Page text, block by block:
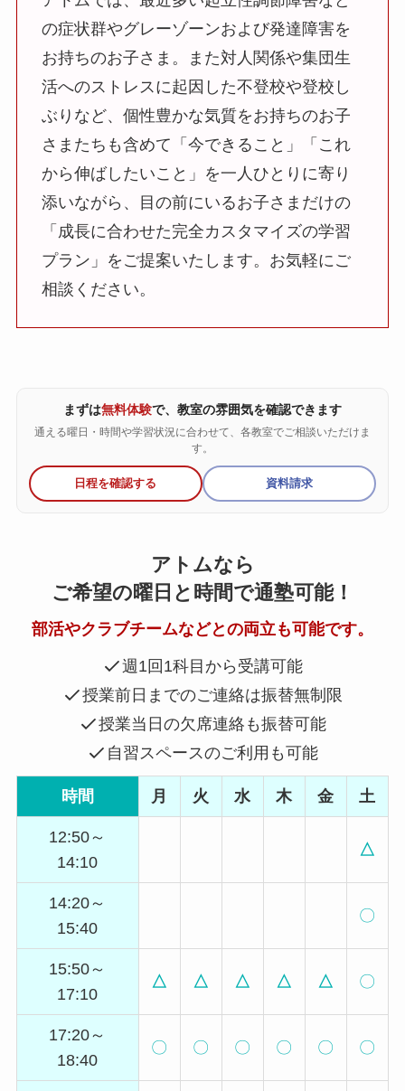
の症状群やグレーゾーンおよび発達障害を
お持ちのお子さま。また対人関係や集団生
活へのストレスに起因した不登校や登校し
ぶりなど、個性豊かな気質をお持ちのお子
さまたちも含めて「今できること」「これ
から伸ばしたいこと」を一人ひとりに寄り
添いながら、目の前にいるお子さまだけの
「成長に合わせた完全カスタマイズの学習
プラン」をご提案いたします。お気軽にご
相談ください。
まずは無料体験で、教室の雰囲気を確認できます
通える曜日・時間や学習状況に合わせて、各教室でご相談いただけま
す。
日程を確認する 資料請求
アトムなら
ご希望の曜日と時間で通塾可能！
部活やクラブチームなどとの両立も可能です。
週1回1科目から受講可能
授業前日までのご連絡は振替無制限
授業当日の欠席連絡も振替可能
自習スペースのご利用も可能
時間 月 火 水 木 金 土
12:50～
14:10
△
14:20～
15:40
〇
15:50～
17:10
△ △ △ △ △ 〇
17:20～
18:40
〇 〇 〇 〇 〇 〇